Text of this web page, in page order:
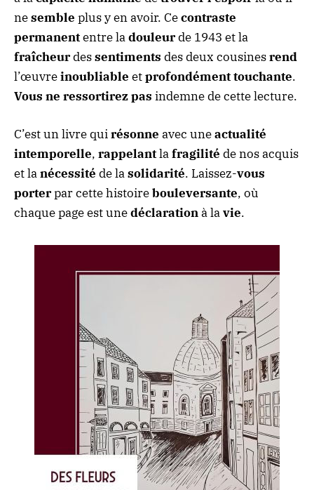
nesemble plus y en avoir. Cecontraste
permanententre ladouleurde 1943 et la
fraîcheurdessentiments des deux cousinesrend
l’œuvreinoubliable etprofondément touchante.
Vous ne ressortirez pas indemne de cette lecture.
C’est un livre quirésonne avec uneactualité
intemporelle, rappelantlafragilité de nos acquis
et lanécessité de lasolidarité. Laissez-vous
porterpar cette histoirebouleversante, où
chaque page est unedéclarationà lavie.